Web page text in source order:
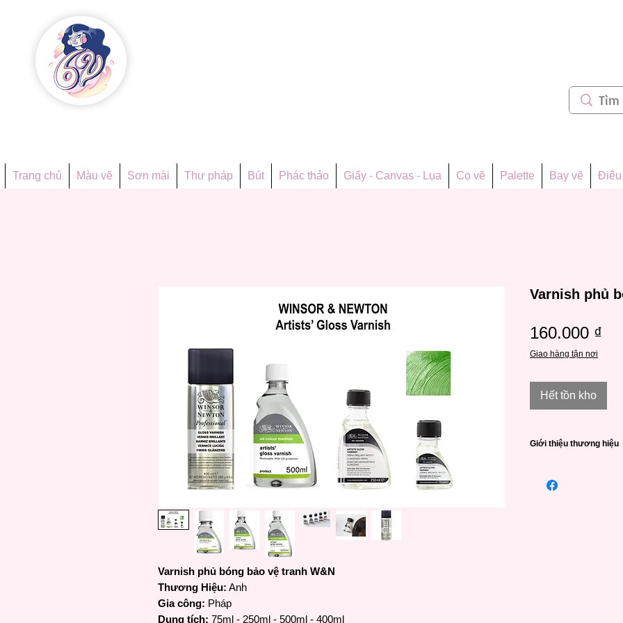
Trang chủ Màu vẽ Sơn mài Thư pháp Bút Phác thảo Giấy - Canvas - Lụa Cọ vẽ Palette Bay vẽ Điêu
Varnish phủ bóng bảo vệ tranh W&N
Thương Hiệu: Anh
Gia công: Pháp
Dung tích: 75ml - 250ml - 500ml - 400ml
Varnish phủ
160.000 ₫
Giao hàng tận nơi
Hết tồn kho
Giới thiệu thương hiệu
thương hiệu họa